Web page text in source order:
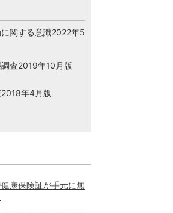
関する意識2022年5
査2019年10月版
年4月版
康保険証が手元に無